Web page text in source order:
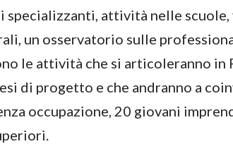
specializzanti, attività nelle scuole,
un osservatorio sulle
le attività che si articoleranno in
di progetto e che andranno a
occupazione, 20 giovani